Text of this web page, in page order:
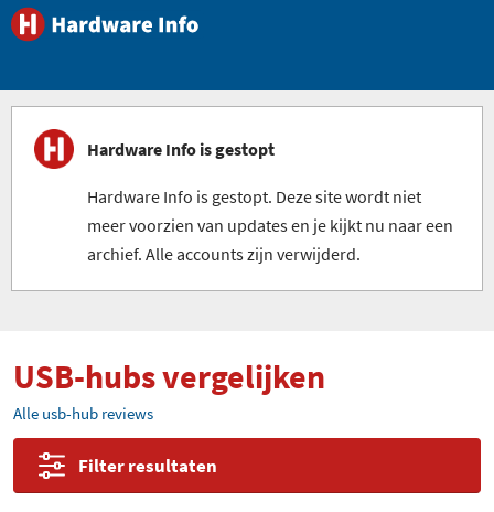
Hardware Info is gestopt
Hardware Info is gestopt. Deze site wordt niet
meer voorzien van updates en je kijkt nu naar een
archief. Alle accounts zijn verwijderd.
USB-hubs vergelijken
Alle usb-hub reviews
Filter resultaten